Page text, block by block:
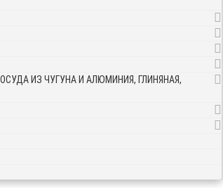
ИЗ ЧУГУНА И АЛЮМИНИЯ, ГЛИНЯНАЯ,